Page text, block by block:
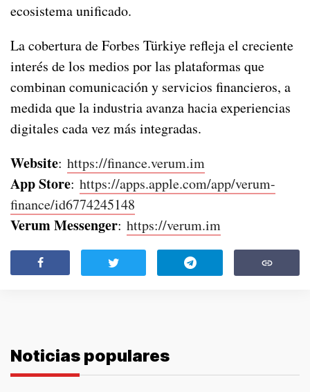
ecosistema unificado.
La cobertura de Forbes Türkiye refleja el creciente
interés de los medios por las plataformas que
combinan comunicación y servicios financieros, a
medida que la industria avanza hacia experiencias
digitales cada vez más integradas.
Website: https://finance.verum.im
App Store: https://apps.apple.com/app/verum-
finance/id6774245148
Verum Messenger: https://verum.im
Noticias populares